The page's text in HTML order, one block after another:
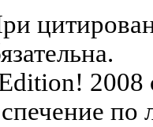
2008
по